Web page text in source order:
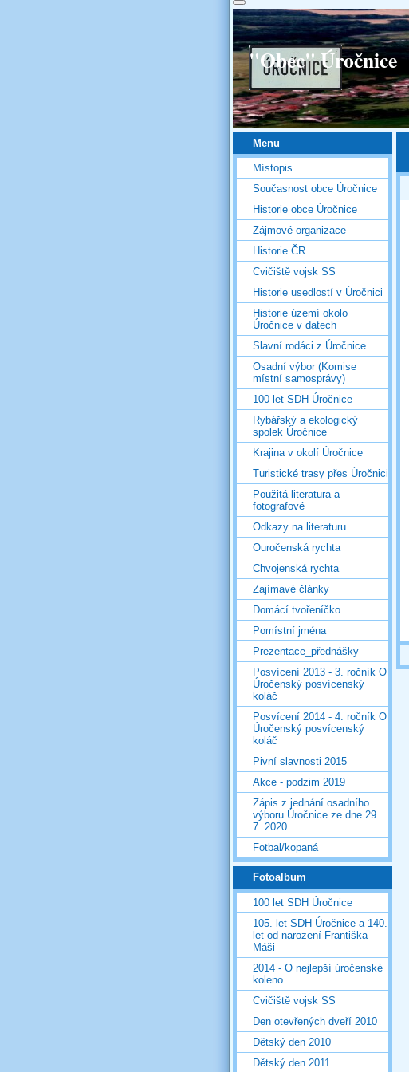
"Obec" Úročnice
Menu
Místopis
Současnost obce Úročnice
Historie obce Úročnice
Zájmové organizace
Historie ČR
Cvičiště vojsk SS
Historie usedlostí v Úročnici
Historie území okolo
Úročnice v datech
Slavní rodáci z Úročnice
Osadní výbor (Komise
místní samosprávy)
100 let SDH Úročnice
Rybářský a ekologický
spolek Úročnice
Krajina v okolí Úročnice
Turistické trasy přes Úročnici
Použitá literatura a
fotografové
Odkazy na literaturu
Ouročenská rychta
Chvojenská rychta
Zajímavé články
Domácí tvořeníčko
Pomístní jména
Prezentace_přednášky
Posvícení 2013 - 3. ročník O
Úročenský posvícenský
koláč
Posvícení 2014 - 4. ročník O
Úročenský posvícenský
koláč
Pivní slavnosti 2015
Akce - podzim 2019
Zápis z jednání osadního
výboru Úročnice ze dne 29.
7. 2020
Fotbal/kopaná
Fotoalbum
100 let SDH Úročnice
105. let SDH Úročnice a 140.
let od narození Františka
Máši
2014 - O nejlepší úročenské
koleno
Cvičiště vojsk SS
Den otevřených dveří 2010
Dětský den 2010
Dětský den 2011